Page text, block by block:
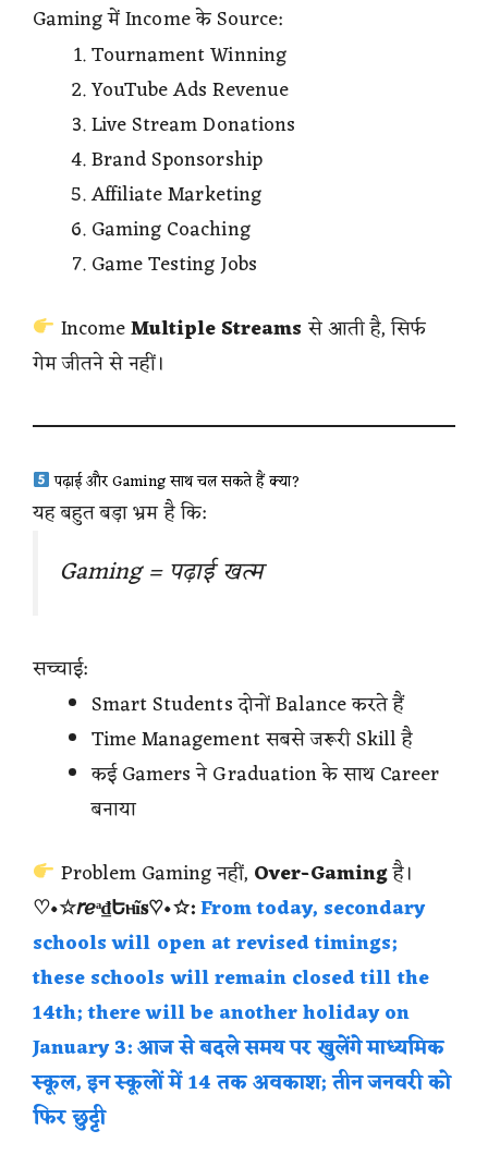
Gaming में Income के Source:
Tournament Winning
YouTube Ads Revenue
Live Stream Donations
Brand Sponsorship
Affiliate Marketing
Gaming Coaching
Game Testing Jobs
IncomeMultiple Streamsसे आती है, सिर्फ
गेम जीतने से नहीं।
पढ़ाई और Gaming साथ चल सकते हैं क्या?
यह बहुत बड़ा भ्रम है कि:
Gaming = पढ़ाई खत्म
सच्चाई:
Smart Students दोनों Balance करते हैं
Time Management सबसे जरूरी Skill है
कई Gamers ने Graduation के साथ Career
बनाया
Problem Gaming नहीं, Over-Gamingहै।
♡•☆𝘳ℯᵃ₫Եⲏĩ𝐬♡•☆:From today, secondary
schools will open at revised timings;
these schools will remain closed till the
14th; there will be another holiday on
January 3: आज से बदले समय पर खुलेंगे माध्यमिक
स्कूल, इन स्कूलों में 14 तक अवकाश; तीन जनवरी को
फिर छुट्टी